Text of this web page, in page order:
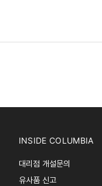
INSIDE COLUMBIA
대리점 개설문의
유사품 신고